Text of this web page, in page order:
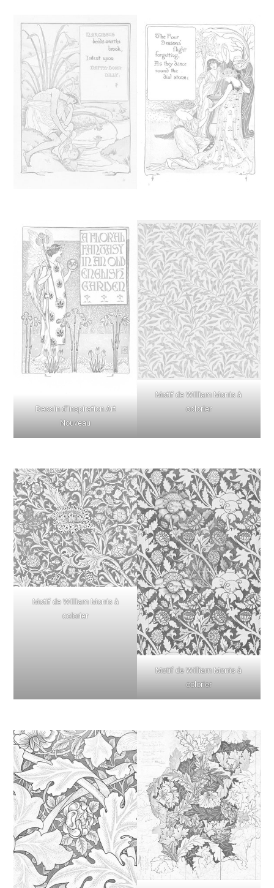
Dessin d’inspiration Art
Nouveau
Motif de William Morris à
colorier
Motif de William Morris à
colorier
Motif de William Morris à
colorier